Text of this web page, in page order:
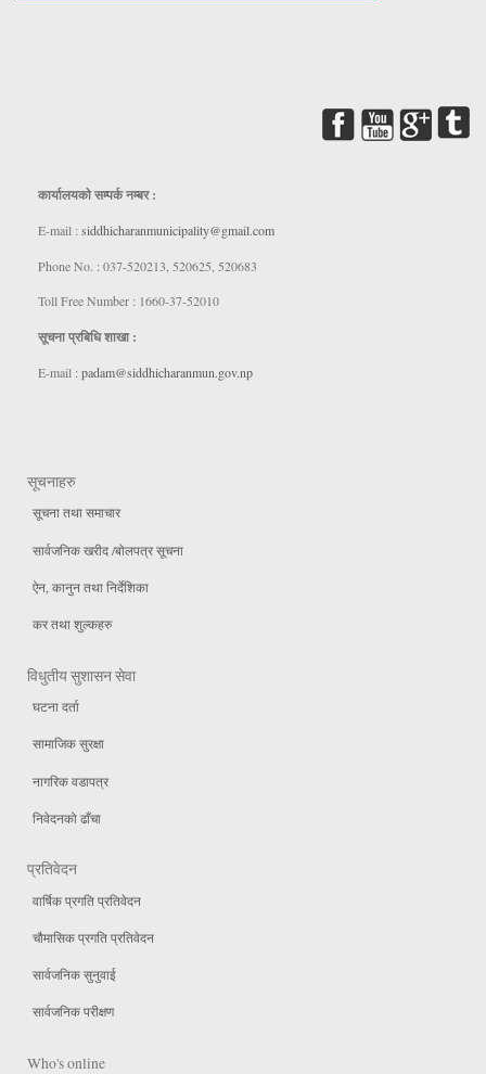
कार्यालयकाे सम्पर्क नम्बर :
E-mail : siddhicharanmunicipality@gmail.com
Phone No. : 037-520213, 520625, 520683
Toll Free Number : 1660-37-52010
सूचना प्रबिधि शाखा :
E-mail : padam@siddhicharanmun.gov.np
सूचनाहरु
सूचना तथा समाचार
सार्वजनिक खरीद /बोलपत्र सूचना
ऐन, कानुन तथा निर्देशिका
कर तथा शुल्कहरु
विधुतीय सुशासन सेवा
घटना दर्ता
सामाजिक सुरक्षा
नागरिक वडापत्र
निवेदनको ढाँचा
प्रतिवेदन
वार्षिक प्रगति प्रतिवेदन
चौमासिक प्रगति प्रतिवेदन
सार्वजनिक सुनुवाई
सार्वजनिक परीक्षण
Who's online